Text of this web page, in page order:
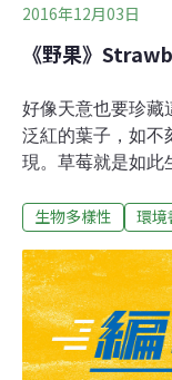
2016年12月03日
《野果》
好像天意也要珍藏
泛紅的葉子，如不
現。草莓就是如此
最先結果的草莓
能入口。古羅馬詩
睛：「草莓貼地生
草莓果相比？它只
到人們的眷顧和照
物是何等美妙啊！
生物多樣性 環境